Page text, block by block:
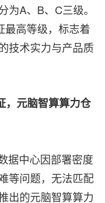
为A、B、C三级。
最高等级，标志着
技术实力与产品质
，元脑智算算力仓
据中心因部署密度
等问题，无法匹配
出的元脑智算算力